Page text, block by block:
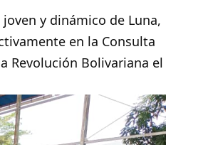
y dinámico de Luna,
en la Consulta
Revolución Bolivariana el